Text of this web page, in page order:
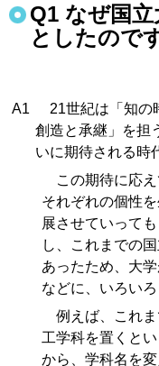
Q1 なぜ国
としたので
A1
21世紀は「知の
創造と承継」を担
いに期待される時
この期待に応え
それぞれの個性
展させていって
し、これまでの
あったため、大
などに、いろい
例えば、これま
工学科を置くと
から、学科名を